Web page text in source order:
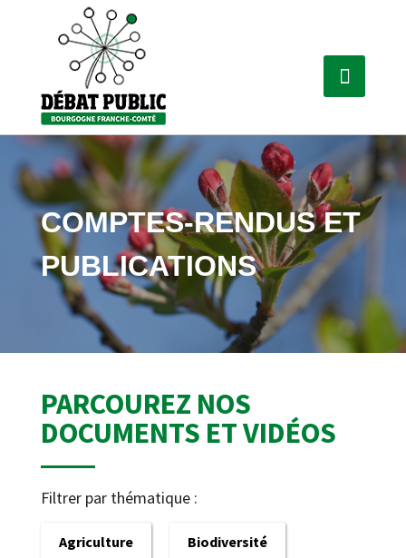
COMPTES-RENDUS ET
PUBLICATIONS
PARCOUREZ NOS
DOCUMENTS ET VIDÉOS
Filtrer par thématique :
Agriculture Biodiversité